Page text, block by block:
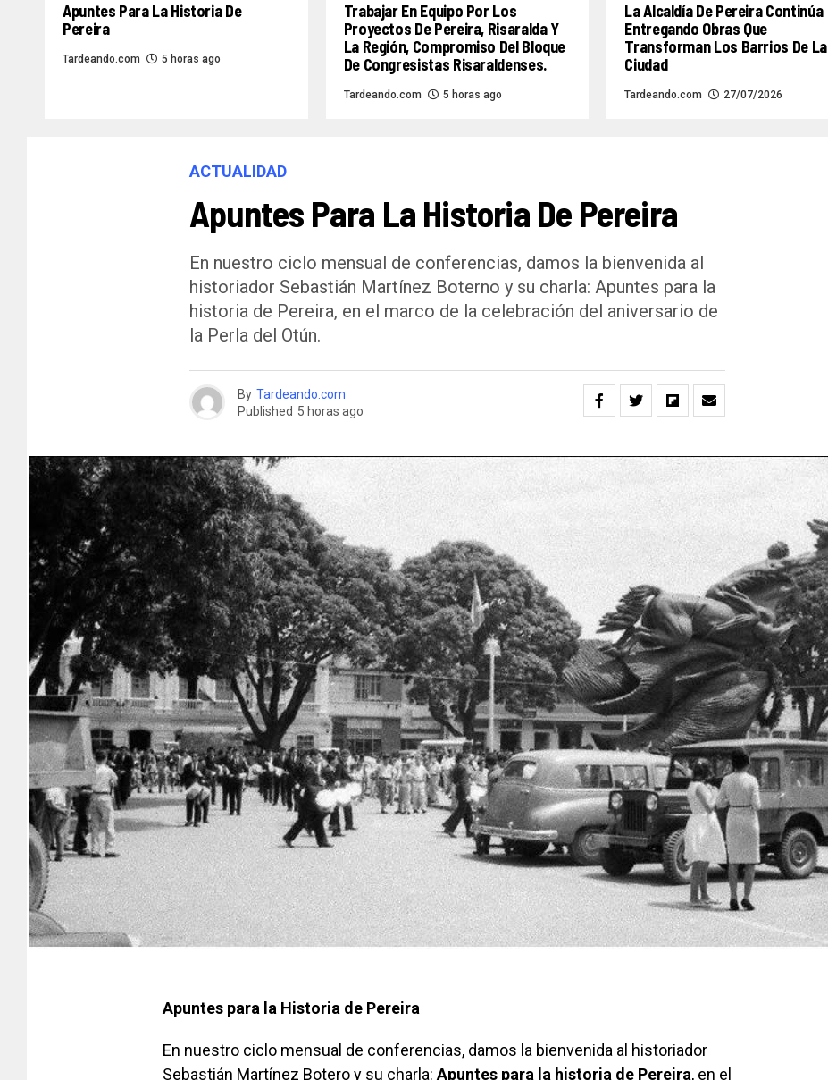
Apuntes Para La Historia De
Pereira
Tardeando.com 5 horas ago
Trabajar En Equipo Por Los
Proyectos De Pereira, Risaralda Y
La Región, Compromiso Del Bloque
De Congresistas Risaraldenses.
Tardeando.com 5 horas ago
La Alcaldía De Pereira Continúa
Entregando Obras Que
Transforman Los Barrios De La
Ciudad
Tardeando.com 27/07/2026
ACTUALIDAD
Apuntes Para La Historia De Pereira
En nuestro ciclo mensual de conferencias, damos la bienvenida al
historiador Sebastián Martínez Boterno y su charla: Apuntes para la
historia de Pereira, en el marco de la celebración del aniversario de
la Perla del Otún.
By Tardeando.com
Published 5 horas ago
Apuntes para la Historia de Pereira
En nuestro ciclo mensual de conferencias, damos la bienvenida al historiador
Sebastián Martínez Botero y su charla:Apuntes para la historia de Pereira, en el